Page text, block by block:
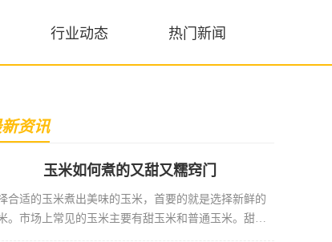
行业动态 热门新闻
资讯
玉米如何煮的又甜又糯窍门
合适的玉米煮出美味的玉米，首要的就是选择新鲜的
。市场上常见的玉米主要有甜玉米和普通玉米。甜玉